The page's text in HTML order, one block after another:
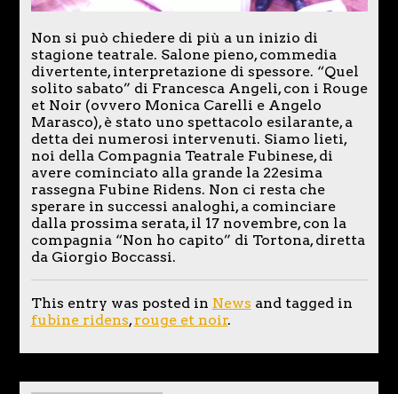
Non si può chiedere di più a un inizio di
stagione teatrale. Salone pieno, commedia
divertente, interpretazione di spessore. “Quel
solito sabato” di Francesca Angeli, con i Rouge
et Noir (ovvero Monica Carelli e Angelo
Marasco), è stato uno spettacolo esilarante, a
detta dei numerosi intervenuti. Siamo lieti,
noi della Compagnia Teatrale Fubinese, di
avere cominciato alla grande la 22esima
rassegna Fubine Ridens. Non ci resta che
sperare in successi analoghi, a cominciare
dalla prossima serata, il 17 novembre, con la
compagnia “Non ho capito” di Tortona, diretta
da Giorgio Boccassi.
This entry was posted in News and tagged in
fubine ridens,rouge et noir.